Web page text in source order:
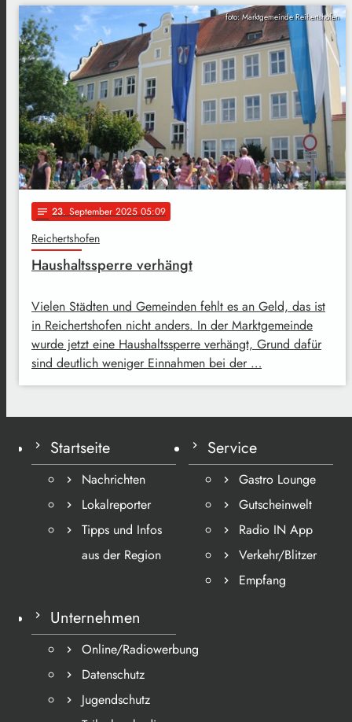
foto: Marktgemeinde Reihertshofen
notes 23. September 2025 05:09
Reichertshofen
Haushaltssperre verhängt
Vielen Städten und Gemeinden fehlt es an Geld, das ist
in Reichertshofen nicht anders. In der Marktgemeinde
wurde jetzt eine Haushaltssperre verhängt, Grund dafür
sind deutlich weniger Einnahmen bei der …
Startseite
Nachrichten
Lokalreporter
Tipps und Infos
aus der Region
Service
Gastro Lounge
Gutscheinwelt
Radio IN App
Verkehr/Blitzer
Empfang
Unternehmen
Online/Radiowerbung
Datenschutz
Jugendschutz